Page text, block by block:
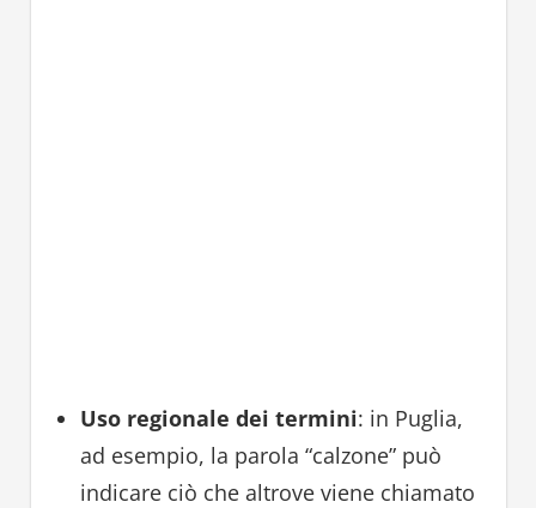
Uso regionale dei termini: in Puglia,
ad esempio, la parola “calzone” può
indicare ciò che altrove viene chiamato